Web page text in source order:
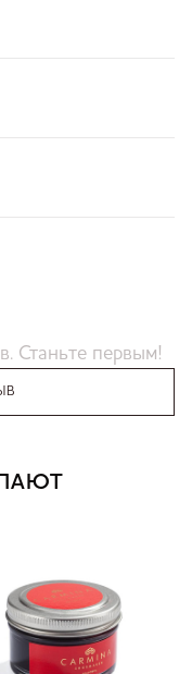
Станьте первым!